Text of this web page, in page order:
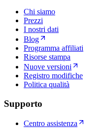
Chi siamo
Prezzi
I nostri dati
Blog
Programma affiliati
Risorse stampa
Nuove versioni
Registro modifiche
Politica qualità
Supporto
Centro assistenza